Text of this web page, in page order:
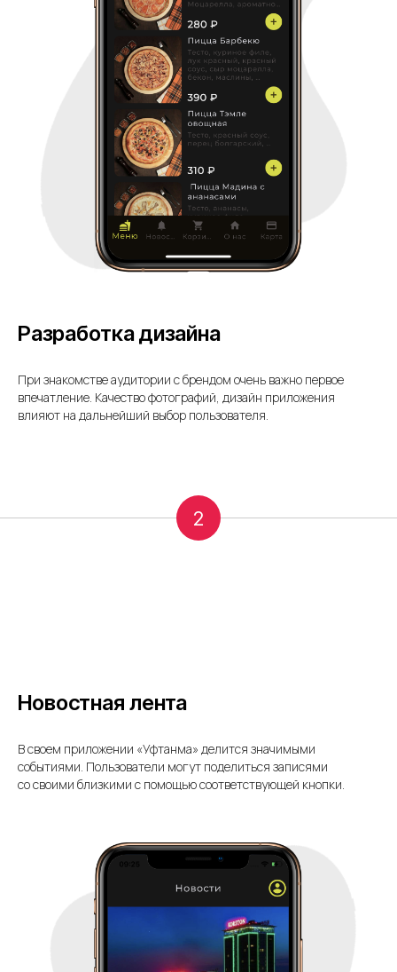
Разработка дизайна
При знакомстве аудитории с брендом очень важно первое
впечатление. Качество фотографий, дизайн приложения
влияют на дальнейший выбор пользователя.
2
Новостная лента
В своем приложении «Уфтанма» делится значимыми
событиями. Пользователи могут поделиться записями
со своими близкими с помощью соответствующей кнопки.